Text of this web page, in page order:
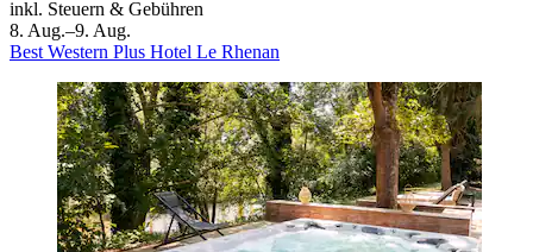
inkl. Steuern & Gebühren
8. Aug.–9. Aug.
Best Western Plus Hotel Le Rhenan